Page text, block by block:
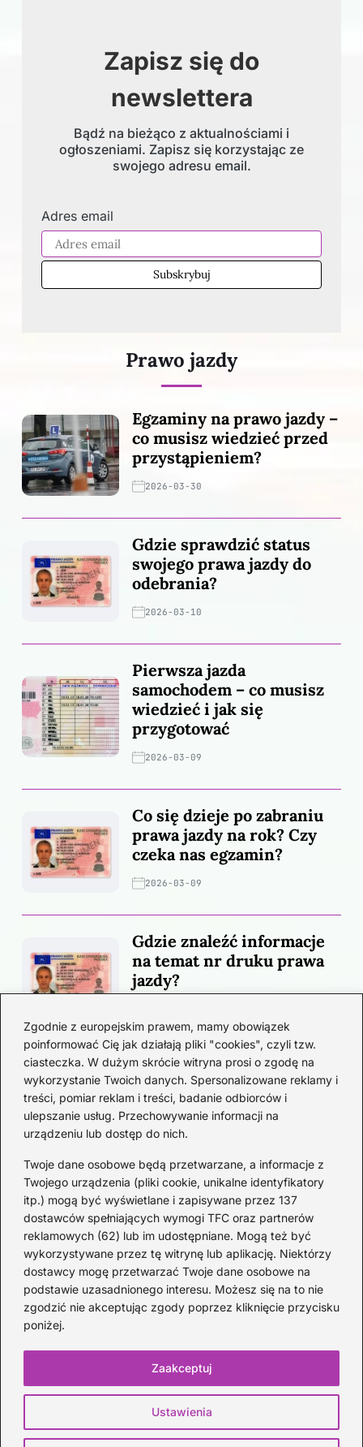
Zgodnie z europejskim prawem, mamy obowiązek
poinformować Cię jak działają pliki "cookies", czyli tzw.
ciasteczka. W dużym skrócie witryna prosi o zgodę na
wykorzystanie Twoich danych. Spersonalizowane reklamy i
treści, pomiar reklam i treści, badanie odbiorców i
ulepszanie usług. Przechowywanie informacji na
urządzeniu lub dostęp do nich.
Twoje dane osobowe będą przetwarzane, a informacje z
Twojego urządzenia (pliki cookie, unikalne identyfikatory
itp.) mogą być wyświetlane i zapisywane przez 137
dostawców spełniających wymogi TFC oraz partnerów
reklamowych (62) lub im udostępniane. Mogą też być
wykorzystywane przez tę witrynę lub aplikację. Niektórzy
dostawcy mogę przetwarzać Twoje dane osobowe na
podstawie uzasadnionego interesu. Możesz się na to nie
zgodzić nie akceptując zgody poprzez kliknięcie przycisku
poniżej.
Ustawienia
Zaakceptuj
Zapisz się do
newslettera
Bądź na bieżąco z aktualnościami i
ogłoszeniami. Zapisz się korzystając ze
swojego adresu email.
Adres email
Prawo jazdy
Egzaminy na prawo jazdy –
co musisz wiedzieć przed
przystąpieniem?
2026-03-30
Gdzie sprawdzić status
swojego prawa jazdy do
odebrania?
2026-03-10
Pierwsza jazda
samochodem – co musisz
wiedzieć i jak się
przygotować
2026-03-09
Co się dzieje po zabraniu
prawa jazdy na rok? Czy
czeka nas egzamin?
2026-03-09
Gdzie znaleźć informacje
na temat nr druku prawa
jazdy?
Kategorie
Akumulator(84)
Benzyna (15)
Diesel
Motocykle(37)
Olej (32)
Opony(76)
Pojazdy(1)
Prawo jazdy(96)
Samochody(248)
Silnik(57)
Prywatność
Zasady użytkowania
Kontakt